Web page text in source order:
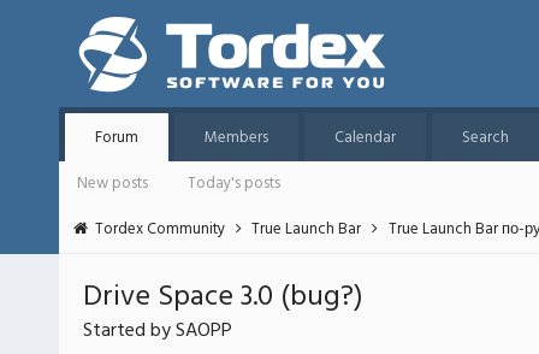
Forum Members Calendar
Search
New posts
Today's posts
Tordex Community
True Launch Bar True Launch Bar по-
Drive Space 3.0 (bug?)
Started by SAOPP